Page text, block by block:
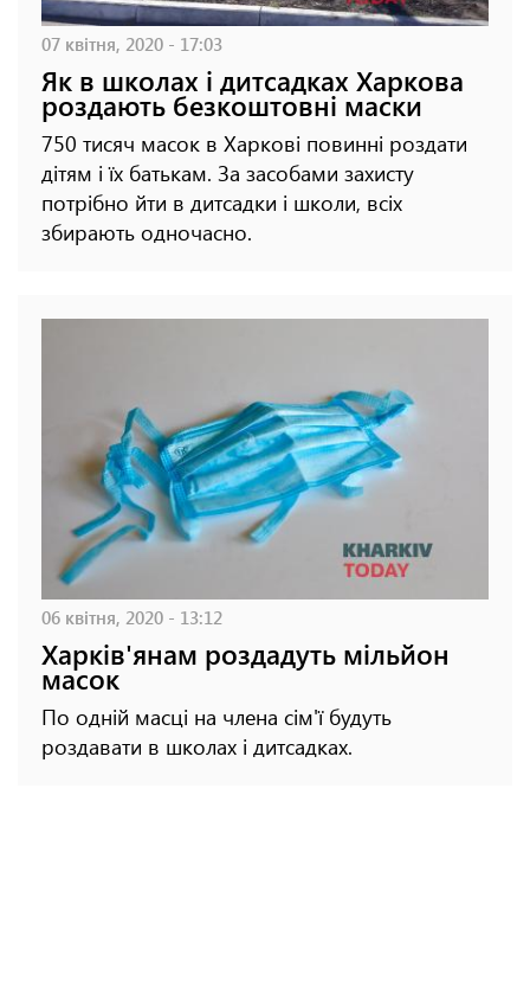
07 квітня, 2020 - 17:03
Як в школах і дитсадках Харкова
роздають безкоштовні маски
750 тисяч масок в Харкові повинні роздати
дітям і їх батькам. За засобами захисту
потрібно йти в дитсадки і школи, всіх
збирають одночасно.
06 квітня, 2020 - 13:12
Харків'янам роздадуть мільйон
масок
По одній масці на члена сім'ї будуть
роздавати в школах і дитсадках.